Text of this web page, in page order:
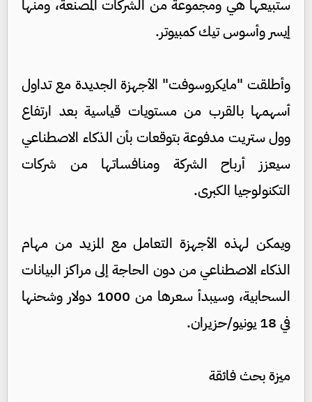
ستبيعها هي ومجموعة من الشركات المصنعة، ومنها
إيسر وأسوس تيك كمبيوتر.
وأطلقت "مايكروسوفت" الأجهزة الجديدة مع تداول
أسهمها بالقرب من مستويات قياسية بعد ارتفاع
وول ستريت مدفوعة بتوقعات بأن الذكاء الاصطناعي
سيعزز أرباح الشركة ومنافساتها من شركات
التكنولوجيا الكبرى.
ويمكن لهذه الأجهزة التعامل مع المزيد من مهام
الذكاء الاصطناعي من دون الحاجة إلى مراكز البيانات
السحابية، وسيبدأ سعرها من 1000 دولار وشحنها
في 18 يونيو/حزيران.
ميزة بحث فائقة